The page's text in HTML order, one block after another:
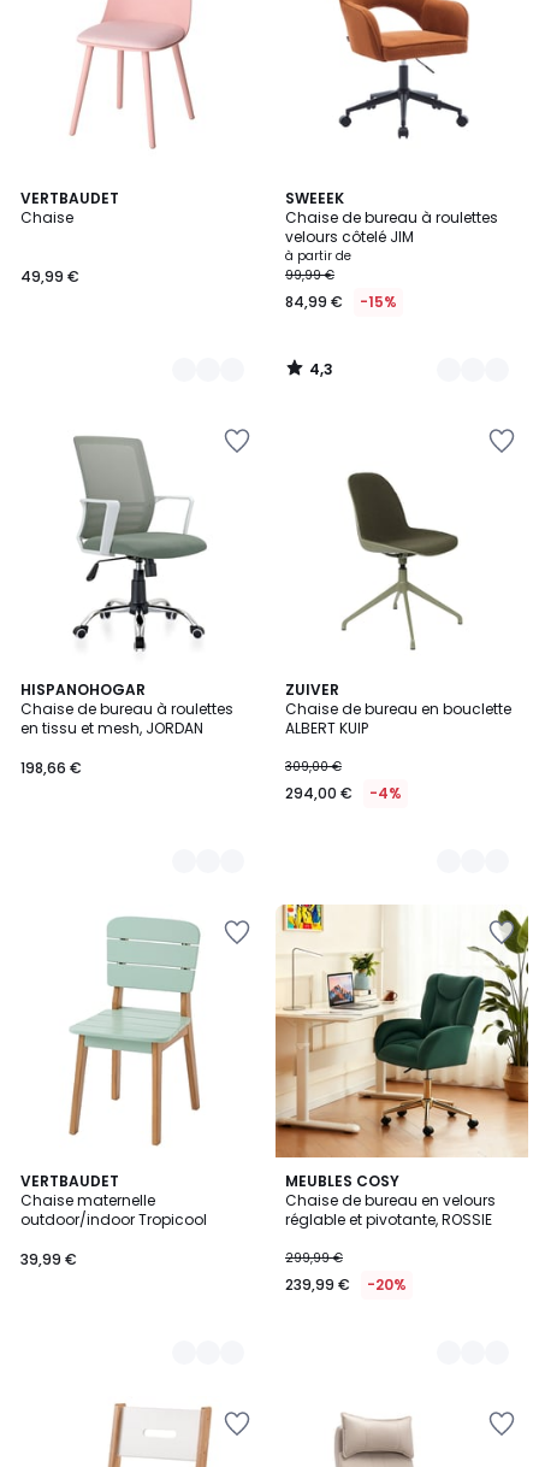
VERTBAUDET
Chaise
49,99 €
2
Couleurs
SWEEEK
Chaise de bureau à roulettes
velours côtelé JIM
à partir de
99,99 €
84,99 € -15%
4,3
/ 5
4
Couleurs
4,3
/
HISPANOHOGAR
Chaise de bureau à roulettes
en tissu et mesh, JORDAN
198,66 €
2
Couleurs
ZUIVER
Chaise de bureau en bouclette
ALBERT KUIP
309,00 €
294,00 € -4%
2
Couleurs
VERTBAUDET
Chaise maternelle
outdoor/indoor Tropicool
39,99 €
2
Couleurs
MEUBLES COSY
Chaise de bureau en velours
réglable et pivotante, ROSSIE
299,99 €
239,99 € -20%
3
Couleurs